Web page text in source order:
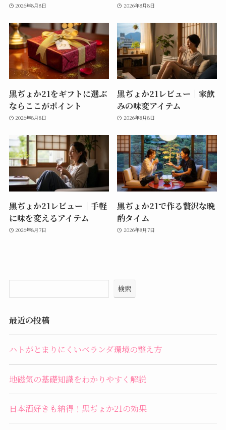
2026年8月8日 2026年8月8日
黒ぢょか21をギフトに選ぶ
ならここがポイント
2026年8月8日
黒ぢょか21レビュー｜家飲
みの味変アイテム
2026年8月8日
黒ぢょか21レビュー｜手軽
に味を変えるアイテム
2026年8月7日
黒ぢょか21で作る贅沢な晩
酌タイム
2026年8月7日
検索
最近の投稿
ハトがとまりにくいベランダ環境の整え方
地磁気の基礎知識をわかりやすく解説
日本酒好きも納得！黒ぢょか21の効果